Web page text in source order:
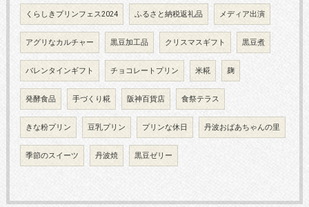
くらしきプリンフェス2024 ふるさと納税返礼品 メディア出演
アグリなカルチャー 黒豆加工品 クリスマスギフト 黒豆煮
バレンタインギフト チョコレートプリン 米糀 麹
発酵食品 手づくり糀 阪神百貨店 食祭テラス
きな粉プリン 豆乳プリン プリンな休日 丹波おばあちゃんの里
季節のスイーツ 丹波焼 黒豆ゼリー